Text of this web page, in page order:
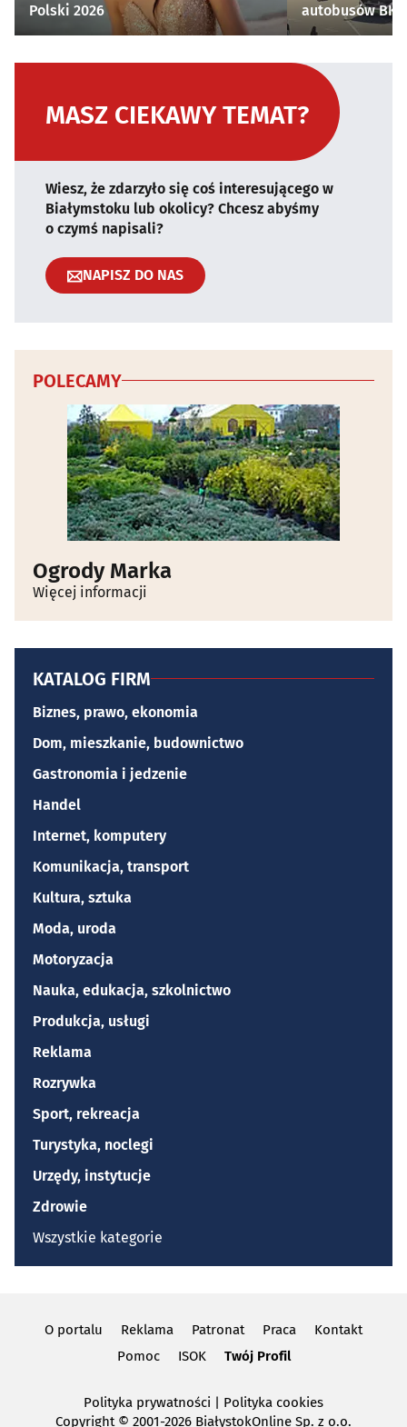
Polski 2026
autobusów
MASZ CIEKAWY TEMAT?
Wiesz, że zdarzyło się coś interesującego w
Białymstoku lub okolicy? Chcesz abyśmy
o czymś napisali?
NAPISZ DO NAS
POLECAMY
Ogrody Marka
Więcej informacji
KATALOG FIRM
Biznes, prawo, ekonomia
Dom, mieszkanie, budownictwo
Gastronomia i jedzenie
Handel
Internet, komputery
Komunikacja, transport
Kultura, sztuka
Moda, uroda
Motoryzacja
Nauka, edukacja, szkolnictwo
Produkcja, usługi
Reklama
Rozrywka
Sport, rekreacja
Turystyka, noclegi
Urzędy, instytucje
Zdrowie
Wszystkie kategorie
O portalu Reklama Patronat Praca
Kontakt
Pomoc
ISOK Twój Profil
Polityka prywatności | Polityka cookies
Copyright © 2001-2026 BiałystokOnline Sp. z o.o.